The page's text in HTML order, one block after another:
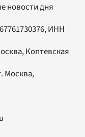
новости дня
ИНН
Коптевская
Москва,